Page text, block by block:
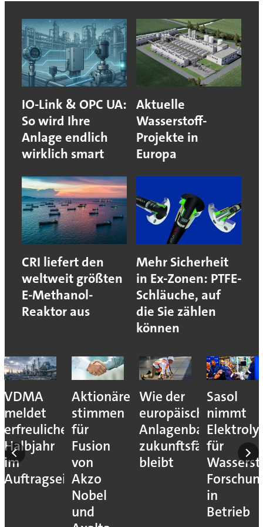
IO-Link & OPC UA:
So wird Ihre
Anlage endlich
wirklich smart
Aktuelle
Wasserstoff-
Projekte in
Europa
CRI liefert den
weltweit größten
E-Methanol-
Reaktor aus
Mehr Sicherheit
in Ex-Zonen: PTFE-
Schläuche, auf
die Sie zählen
können
VDMA
meldet
erfreuliches
Halbjahr
im
Auftragseingang
Aktionäre
stimmen
für
Fusion
von
Akzo
Nobel
und
Wie der
europäische
Anlagenbau
zukunftsfähig
bleibt
Sasol
nimmt
für
in
Betrieb